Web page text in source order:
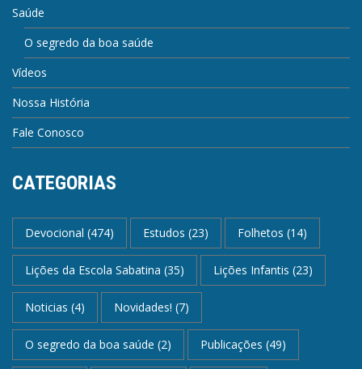
Saúde
O segredo da boa saúde
Vídeos
Nossa História
Fale Conosco
CATEGORIAS
Devocional (474) Estudos (23) Folhetos (14)
Lições da Escola Sabatina (35) Lições Infantis (23)
Noticias (4) Novidades! (7)
O segredo da boa saúde (2) Publicações (49)